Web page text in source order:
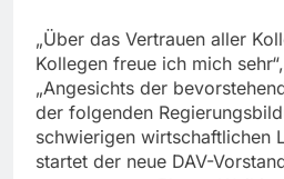
„Über das Vertrauen aller
Kollegen freue ich mich
„Angesichts der
der folgenden
schwierigen wirtschaftlichen
startet der neue DAV-